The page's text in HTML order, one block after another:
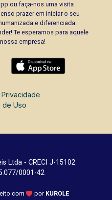
ou faça-nos uma visita
prazer em iniciar o seu
e diferenciada.
Te esperamos para aquele
empresa!
de Uso
Ltda - CRECI J-15102
0001-42
com por KUROLE